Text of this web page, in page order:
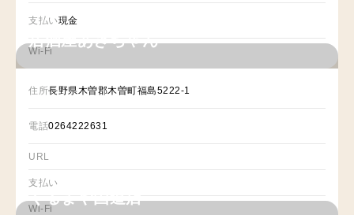
支払い現金
Wi-Fi
居酒屋あきちゃん
住所長野県木曽郡木曽町福島5222-1
電話0264222631
URL
支払い
Wi-Fi
くるまや国道店